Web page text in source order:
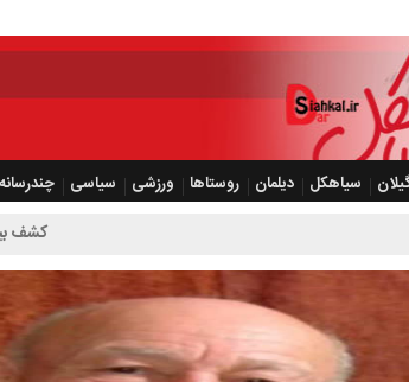
سیاهکل دیلمان روستاها ورزشی سیاسی